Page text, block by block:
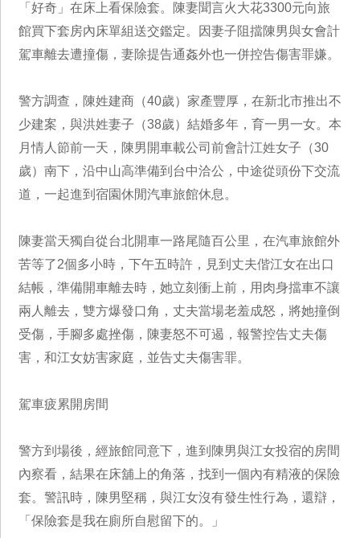
「好奇」在床上看保險套。陳妻聞言火大花3300元向旅
館買下套房內床單組送交鑑定。因妻子阻擋陳男與女會計
駕車離去遭撞傷，妻除提告通姦外也一併控告傷害罪嫌。
警方調查，陳姓建商（40歲）家產豐厚，在新北市推出不
少建案，與洪姓妻子（38歲）結婚多年，育一男一女。本
月情人節前一天，陳男開車載公司前會計江姓女子（30
歲）南下，沿中山高準備到台中洽公，中途從頭份下交流
道，一起進到宿園休閒汽車旅館休息。
陳妻當天獨自從台北開車一路尾隨百公里，在汽車旅館外
苦等了2個多小時，下午五時許，見到丈夫偕江女在出口
結帳，準備開車離去時，她立刻衝上前，用肉身擋車不讓
兩人離去，雙方爆發口角，丈夫當場老羞成怒，將她撞倒
受傷，手腳多處挫傷，陳妻怒不可遏，報警控告丈夫傷
害，和江女妨害家庭，並告丈夫傷害罪。
駕車疲累開房間
警方到場後，經旅館同意下，進到陳男與江女投宿的房間
內察看，結果在床舖上的角落，找到一個內有精液的保險
套。警訊時，陳男堅稱，與江女沒有發生性行為，還辯，
「保險套是我在廁所自慰留下的。」